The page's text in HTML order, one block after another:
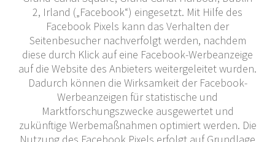
2, Irland („Facebook“) eingesetzt. Mit Hilfe des
Facebook Pixels kann das Verhalten der
Seitenbesucher nachverfolgt werden, nachdem
diese durch Klick auf eine Facebook-Werbeanzeige
auf die Website des Anbieters weitergeleitet wurden.
Dadurch können die Wirksamkeit der Facebook-
Werbeanzeigen für statistische und
Marktforschungszwecke ausgewertet und
zukünftige Werbemaßnahmen optimiert werden. Die
Nutzung des Facebook Pixels erfolgt auf Grundlage